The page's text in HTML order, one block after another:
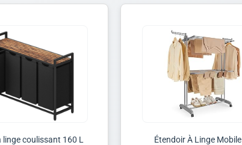
linge coulissant 160 L
Étendoir À Linge